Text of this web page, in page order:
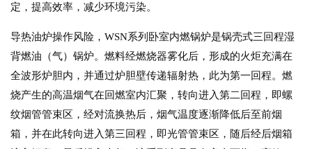
定，提高效率，减少环境污染。
导热油炉操作风险，WSN系列卧室内燃锅炉是锅壳式三回程湿
背燃油（气）锅炉。燃料经燃烧器雾化后，形成的火炬充满在
全波形炉胆内，并通过炉胆壁传递辐射热，此为第一回程。燃
烧产生的高温烟气在回燃室内汇聚，转向进入第二回程，即螺
纹烟管管束区，经对流换热后，烟气温度逐渐降低后至前烟
箱，并在此转向进入第三回程，即光管管束区，随后经后烟箱